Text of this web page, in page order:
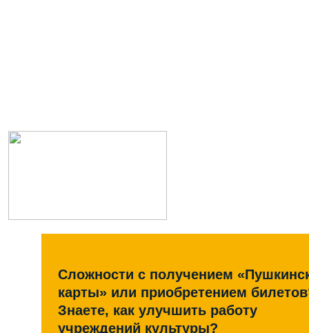
Сложности с получением
карты» или приобретением
Знаете, как улучшить работу
учреждений культуры?